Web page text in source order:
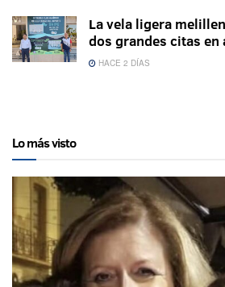
La vela ligera
dos grandes citas en
HACE 2 DÍAS
Lo más visto